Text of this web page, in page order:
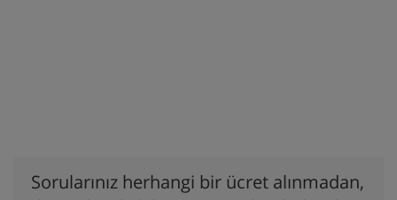
Sorularınız herhangi bir ücret alınmadan,